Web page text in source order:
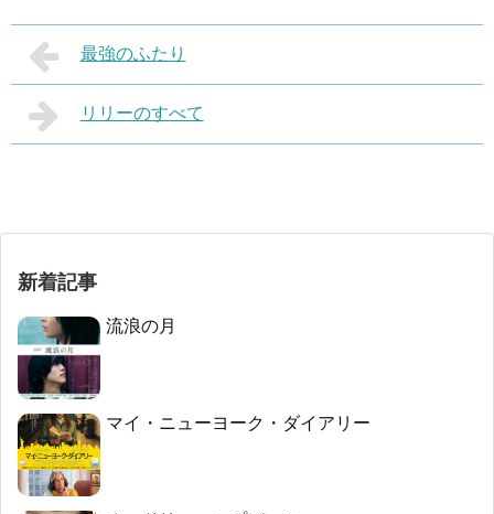
最強のふたり
リリーのすべて
新着記事
流浪の月
マイ・ニューヨーク・ダイアリー